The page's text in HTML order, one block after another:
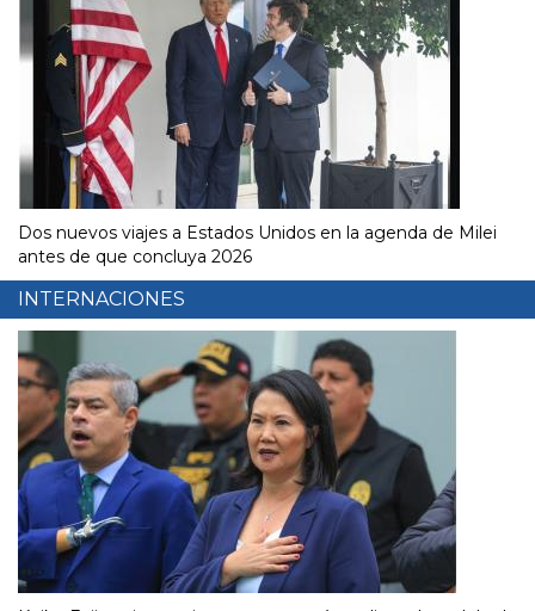
Dos nuevos viajes a Estados Unidos en la agenda de Milei
antes de que concluya 2026
INTERNACIONES